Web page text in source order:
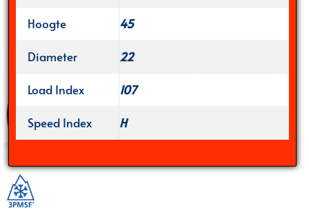
Hoogte
45
Diameter
22
Load Index
107
Speed Index
H